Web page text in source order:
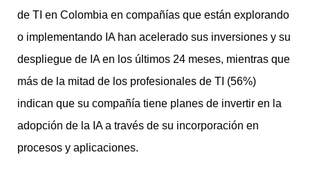
de TI en Colombia en compañías que están explorando
o implementando IA han acelerado sus inversiones y su
despliegue de IA en los últimos 24 meses, mientras que
más de la mitad de los profesionales de TI (56%)
indican que su compañía tiene planes de invertir en la
adopción de la IA a través de su incorporación en
procesos y aplicaciones.